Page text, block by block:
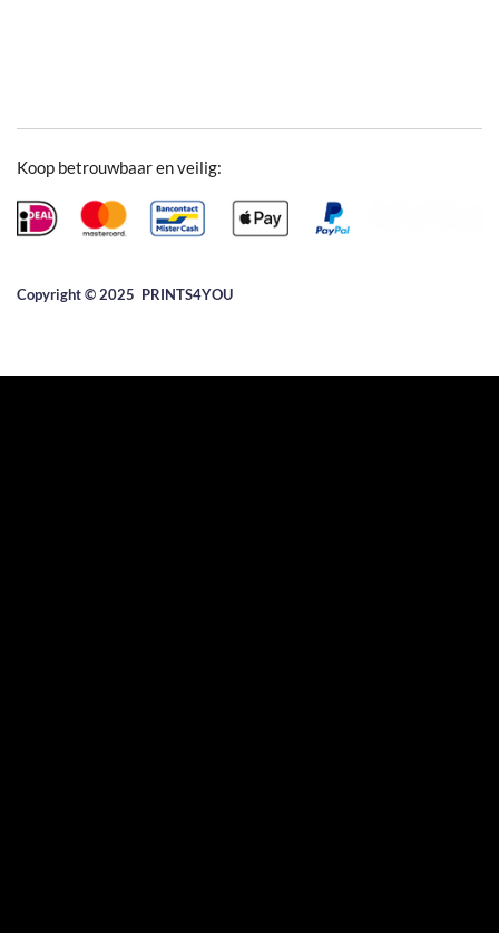
Koop betrouwbaar en veilig:
Copyright © 2025 ​PRINTS4YOU